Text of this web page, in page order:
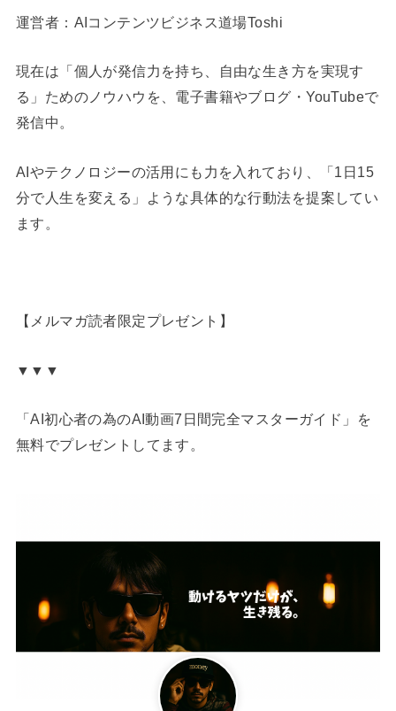
運営者：AIコンテンツビジネス道場Toshi
現在は「個人が発信力を持ち、自由な生き方を実現す
る」ためのノウハウを、電子書籍やブログ・YouTubeで
発信中。
AIやテクノロジーの活用にも力を入れており、「1日15
分で人生を変える」ような具体的な行動法を提案してい
ます。
【メルマガ読者限定プレゼント】
▼▼▼
「AI初心者の為のAI動画7日間完全マスターガイド」を
無料でプレゼントしてます。